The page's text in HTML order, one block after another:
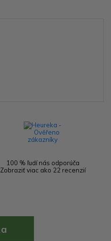
100 % ľudí nás odporúča
Zobraziť viac ako 22 recenzií